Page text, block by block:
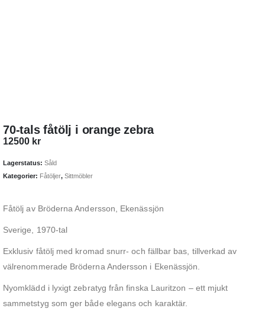
70-tals fåtölj i orange zebra
12500 kr
Lagerstatus: Såld
Kategorier: Fåtöljer, Sittmöbler
Fåtölj av Bröderna Andersson, Ekenässjön
Sverige, 1970-tal
Exklusiv fåtölj med kromad snurr- och fällbar bas, tillverkad av
välrenommerade Bröderna Andersson i Ekenässjön.
Nyomklädd i lyxigt zebratyg från finska Lauritzon – ett mjukt
sammetstyg som ger både elegans och karaktär.